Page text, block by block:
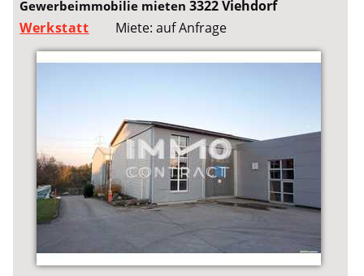
Gewerbeimmobilie mieten3322 Viehdorf
Werkstatt
Miete: auf Anfrage